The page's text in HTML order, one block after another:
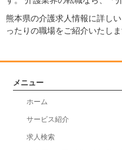
熊本県の介護求人情報に詳し
ったりの職場をご紹介いたしま
メニュー
ホーム
サービス紹介
求人検索